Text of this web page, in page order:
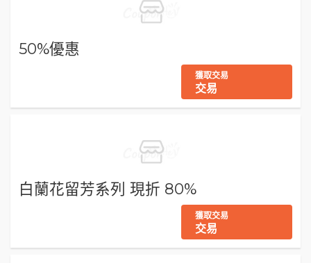
50%優惠
獲取交易
交易
白蘭花留芳系列 現折 80%
獲取交易
交易